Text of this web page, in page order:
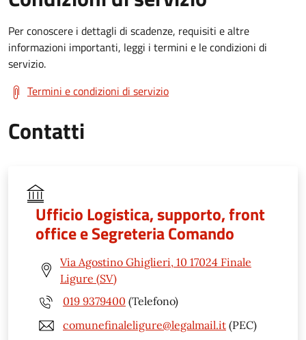
Per conoscere i dettagli di scadenze, requisiti e altre
informazioni importanti, leggi i termini e le condizioni di
servizio.
Termini e condizioni di servizio
Contatti
Ufficio Logistica, supporto, front
office e Segreteria Comando
Via Agostino Ghiglieri, 10 17024 Finale
Ligure (SV)
019 9379400 (Telefono)
comunefinaleligure@legalmail.it (PEC)